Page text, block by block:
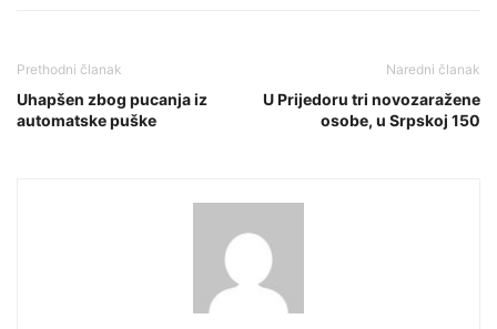
Prethodni članak
Uhapšen zbog pucanja iz
automatske puške
Naredni članak
U Prijedoru tri novozaražene
osobe, u Srpskoj 150